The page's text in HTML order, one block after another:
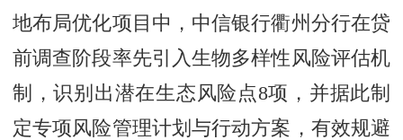
地布局优化项目中，中信银行衢州分行在贷
前调查阶段率先引入生物多样性风险评估机
制，识别出潜在生态风险点8项，并据此制
定专项风险管理计划与行动方案，有效规避